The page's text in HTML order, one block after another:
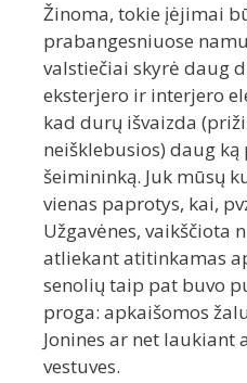
Žinoma, tokie įėjimai
prabangesniuose
valstiečiai skyrė daug
eksterjero ir interjero
kad durų išvaizda
neišklebusios) daug
šeimininką. Juk mūsų
vienas paprotys, kai,
Užgavėnes, vaikščiota
atliekant atitinkamas
senolių taip pat buvo
proga: apkaišomos
Jonines ar net
vestuves.